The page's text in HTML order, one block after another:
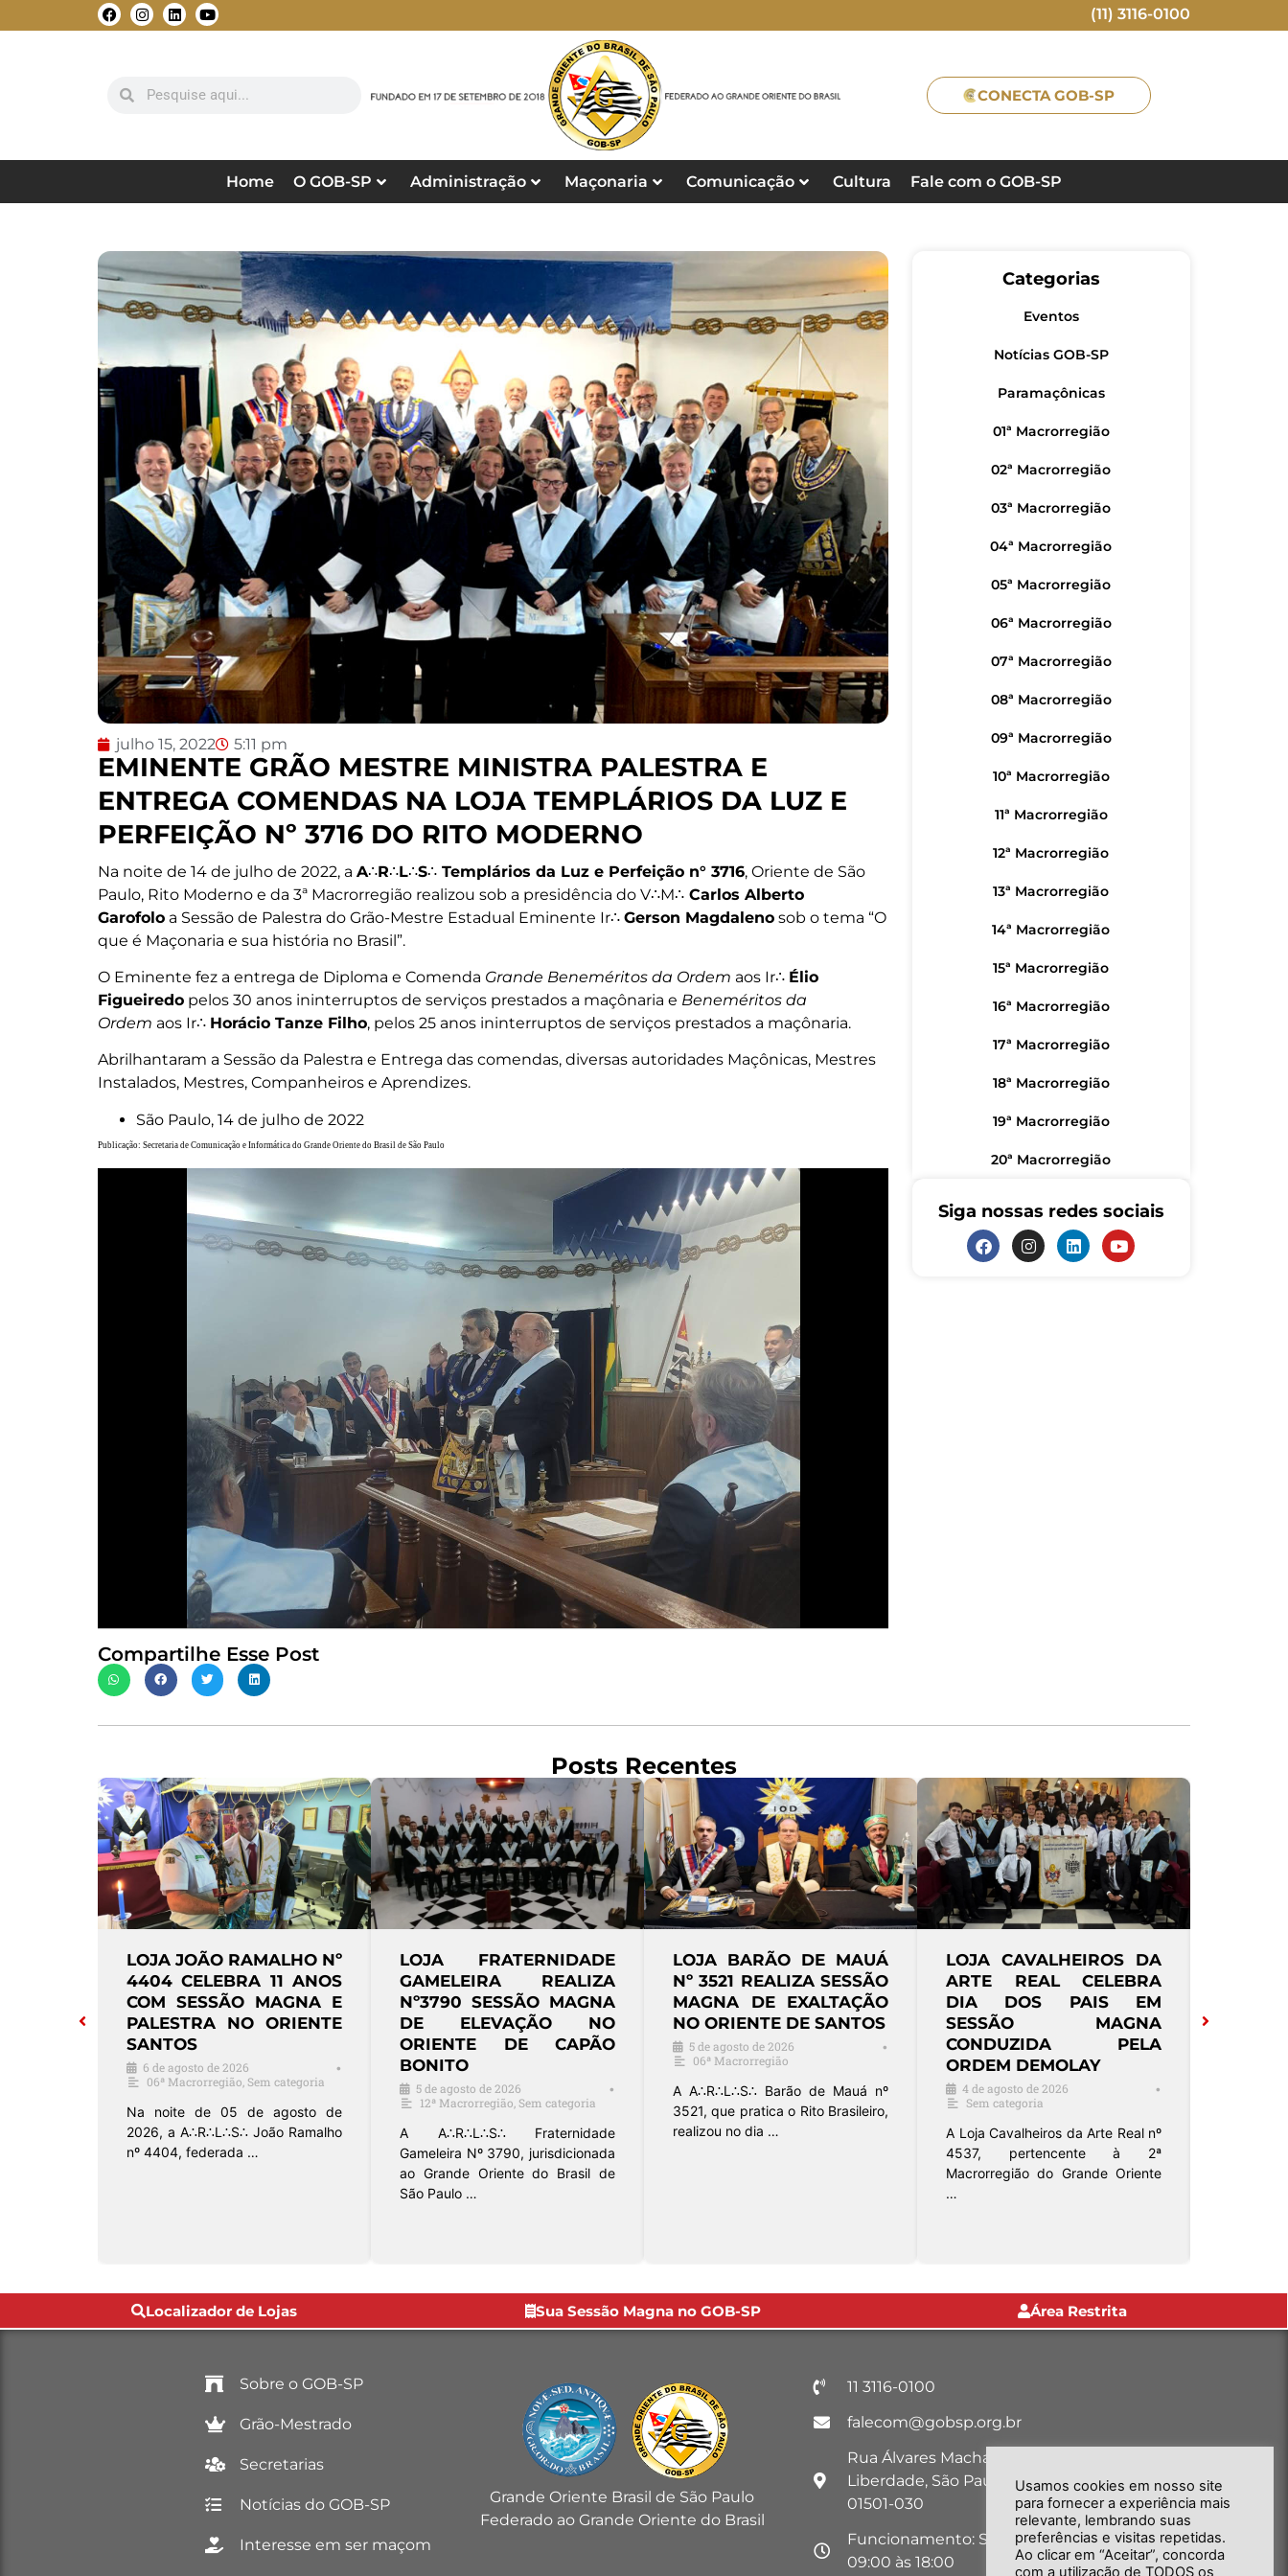
(11) 3116-0100
CONECTA GOB-SP
Home O GOB-SP Administração Maçonaria Comunicação Cultura Fale com o GOB-SP
julho 15, 2022 5:11 pm
EMINENTE GRÃO MESTRE MINISTRA PALESTRA E
ENTREGA COMENDAS NA LOJA TEMPLÁRIOS DA LUZ E
PERFEIÇÃO Nº 3716 DO RITO MODERNO
Na noite de 14 de julho de 2022, a A∴R∴L∴S∴ Templários da Luz e Perfeição n° 3716, Oriente de São
Paulo, Rito Moderno e da 3ª Macrorregião realizou sob a presidência do V∴M∴ Carlos Alberto
Garofolo a Sessão de Palestra do Grão-Mestre Estadual Eminente Ir∴ Gerson Magdaleno sob o tema “O
que é Maçonaria e sua história no Brasil”.
O Eminente fez a entrega de Diploma e Comenda Grande Beneméritos da Ordem aos Ir∴ Élio
Figueiredo pelos 30 anos ininterruptos de serviços prestados a maçônaria e Beneméritos da
Ordem aos Ir∴ Horácio Tanze Filho, pelos 25 anos ininterruptos de serviços prestados a maçônaria.
Abrilhantaram a Sessão da Palestra e Entrega das comendas, diversas autoridades Maçônicas, Mestres
Instalados, Mestres, Companheiros e Aprendizes.
São Paulo, 14 de julho de 2022
Publicação: Secretaria de Comunicação e Informática do Grande Oriente do Brasil de São Paulo
Compartilhe Esse Post
Categorias
Eventos
Notícias GOB-SP
Paramaçônicas
01ª Macrorregião
02ª Macrorregião
03ª Macrorregião
04ª Macrorregião
05ª Macrorregião
06ª Macrorregião
07ª Macrorregião
08ª Macrorregião
09ª Macrorregião
10ª Macrorregião
11ª Macrorregião
12ª Macrorregião
13ª Macrorregião
14ª Macrorregião
15ª Macrorregião
16ª Macrorregião
17ª Macrorregião
18ª Macrorregião
19ª Macrorregião
20ª Macrorregião
Siga nossas redes sociais
Posts Recentes
LOJA JOÃO RAMALHO Nº
4404 CELEBRA 11 ANOS
COM SESSÃO MAGNA E
PALESTRA NO ORIENTE
SANTOS
6 de agosto de 2026 •
06ª Macrorregião Sem categoria
Na noite de 05 de agosto de
2026, a A∴R∴L∴S∴ João Ramalho
nº 4404, federada …
LOJA FRATERNIDADE
GAMELEIRA REALIZA
Nº3790 SESSÃO MAGNA
DE ELEVAÇÃO NO
ORIENTE DE CAPÃO
BONITO
5 de agosto de 2026 •
12ª Macrorregião Sem categoria
A A∴R∴L∴S∴ Fraternidade
Gameleira Nº 3790, jurisdicionada
ao Grande Oriente do Brasil de
São Paulo …
LOJA BARÃO DE MAUÁ
Nº 3521 REALIZA SESSÃO
MAGNA DE EXALTAÇÃO
NO ORIENTE DE SANTOS
5 de agosto de 2026 •
06ª Macrorregião
A A∴R∴L∴S∴ Barão de Mauá nº
3521, que pratica o Rito Brasileiro,
realizou no dia …
LOJA CAVALHEIROS DA
ARTE REAL CELEBRA
DIA DOS PAIS EM
SESSÃO MAGNA
CONDUZIDA PELA
ORDEM DEMOLAY
4 de agosto de 2026 •
Sem categoria
A Loja Cavalheiros da Arte Real nº
4537, pertencente à 2ª
Macrorregião do Grande Oriente
…
Localizador de Lojas Sua Sessão Magna no GOB-SP Área Restrita
Sobre o GOB-SP
Grão-Mestrado
Secretarias
Notícias do GOB-SP
Interesse em ser maçom
Grande Oriente Brasil de São Paulo
Federado ao Grande Oriente do Brasil
11 3116-0100
falecom@gobsp.org.br
Rua Álvares Machado, nº 18, Bairro
Liberdade, São Paulo-SP - CEP:
01501-030
Funcionamento: Seg. a Sex. das
09:00 às 18:00
Usamos cookies em nosso site
para fornecer a experiência mais
relevante, lembrando suas
preferências e visitas repetidas.
Ao clicar em “Aceitar”, concorda
com a utilização de TODOS os